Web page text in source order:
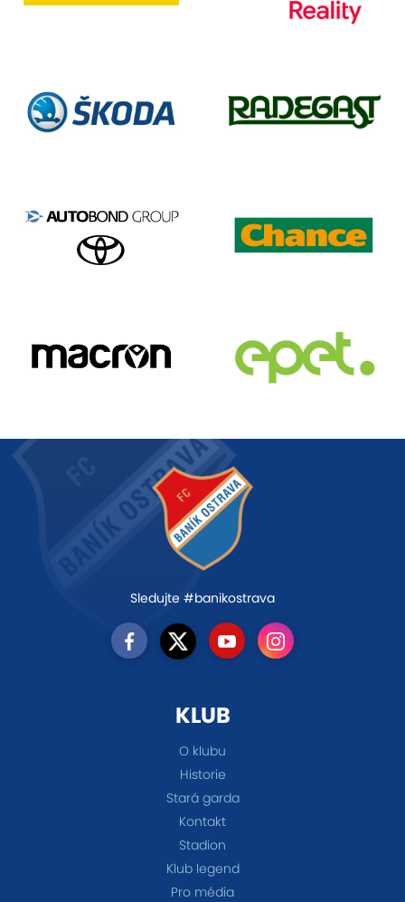
Sledujte #banikostrava
KLUB
O klubu
Historie
Stará garda
Kontakt
Stadion
Klub legend
Pro média